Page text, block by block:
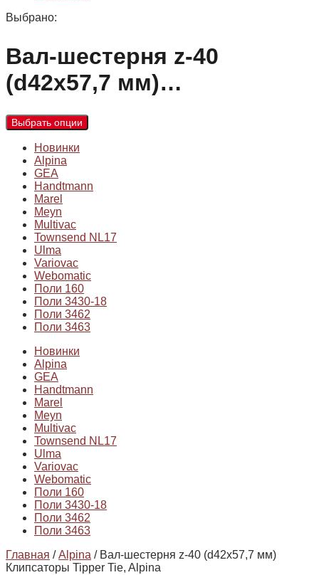
Выбрано:
Вал-шестерня z-40
(d42x57,7 мм)…
Выбрать опции
Новинки
Alpina
GEA
Handtmann
Marel
Meyn
Multivac
Townsend NL17
Ulma
Variovac
Webomatic
Поли 160
Поли 3430-18
Поли 3462
Поли 3463
Новинки
Alpina
GEA
Handtmann
Marel
Meyn
Multivac
Townsend NL17
Ulma
Variovac
Webomatic
Поли 160
Поли 3430-18
Поли 3462
Поли 3463
Главная /Alpina / Вал-шестерня z-40 (d42x57,7 мм)
Клипсаторы Tipper Tie, Alpina